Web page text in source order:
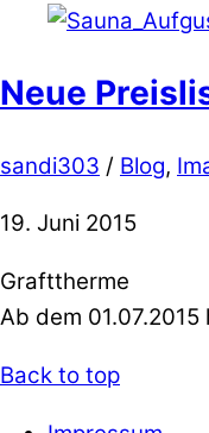
Neue
sandi303 / Blog,
19. Juni 2015
Grafttherme
Ab dem
Back to top